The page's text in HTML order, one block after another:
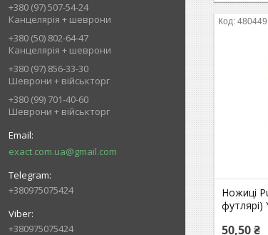
+380 (97) 507-54-24
Канцелярія + шеврони
+380 (50) 802-64-47
Канцелярія + шеврони
+380 (97) 856-33-30
Шеврони + військторг
+380 (99) 701-40-60
Шеврони + військторг
exact.com.ua@gmail.com
+380975075424
+380975075424
480449
Ножиці
футлярі)
50,50 ₴